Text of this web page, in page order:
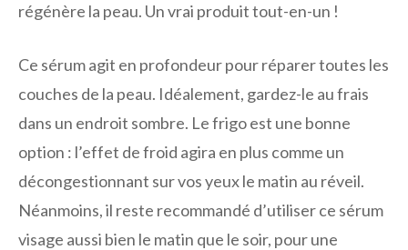
régénère la peau. Un vrai produit tout-en-un !
Ce sérum agit en profondeur pour réparer toutes les
couches de la peau. Idéalement, gardez-le au frais
dans un endroit sombre. Le frigo est une bonne
option : l’effet de froid agira en plus comme un
décongestionnant sur vos yeux le matin au réveil.
Néanmoins, il reste recommandé d’utiliser ce sérum
visage aussi bien le matin que le soir, pour une